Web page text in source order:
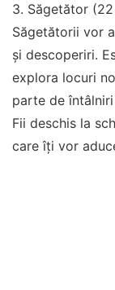
3. Săgetător
Săgetătorii vor
și descoperiri.
explora locuri
parte de
Fii deschis la
care îți vor